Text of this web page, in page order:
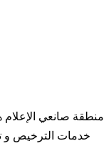
منطقة صانعي